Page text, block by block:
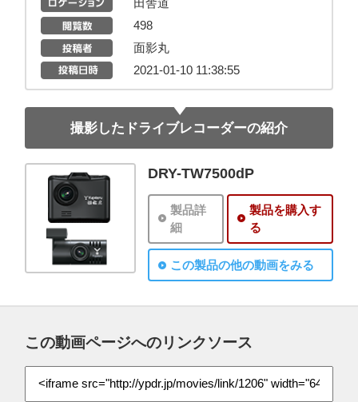
田舎道
498
面影丸
2021-01-10 11:38:55
撮影したドライブレコーダーの紹介
DRY-TW7500dP
製品詳
細
製品を購入す
る
この製品の他の動画をみる
この動画ページへのリンクソース